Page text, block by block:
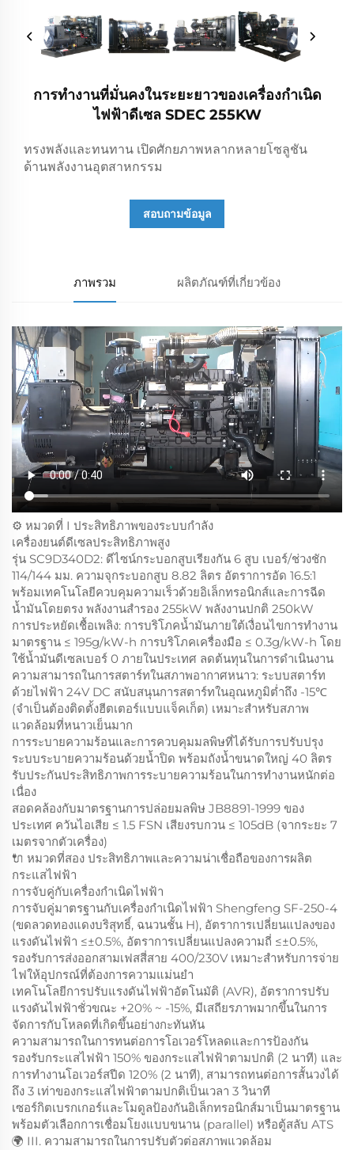
การทำงานที่มั่นคงในระยะยาวของเครื่องกำเนิด
ไฟฟ้าดีเซล SDEC 255KW
ทรงพลังและทนทาน เปิดศักยภาพหลากหลายโซลูชัน
ด้านพลังงานอุตสาหกรรม
สอบถามข้อมูล
ภาพรวม ผลิตภัณฑ์ที่เกี่ยวข้อง
⚙️ หมวดที่ I ประสิทธิภาพของระบบกำลัง
เครื่องยนต์ดีเซลประสิทธิภาพสูง
รุ่น SC9D340D2: ดีไซน์กระบอกสูบเรียงกัน 6 สูบ เบอร์/ช่วงชัก
114/144 มม. ความจุกระบอกสูบ 8.82 ลิตร อัตราการอัด 16.5:1
พร้อมเทคโนโลยีควบคุมความเร็วด้วยอิเล็กทรอนิกส์และการฉีด
น้ำมันโดยตรง พลังงานสำรอง 255kW พลังงานปกติ 250kW
การประหยัดเชื้อเพลิง: การบริโภคน้ำมันภายใต้เงื่อนไขการทำงาน
มาตรฐาน ≤ 195g/kW-h การบริโภคเครื่องมือ ≤ 0.3g/kW-h โดย
ใช้น้ำมันดีเซลเบอร์ 0 ภายในประเทศ ลดต้นทุนในการดำเนินงาน
ความสามารถในการสตาร์ทในสภาพอากาศหนาว: ระบบสตาร์ท
ด้วยไฟฟ้า 24V DC สนับสนุนการสตาร์ทในอุณหภูมิต่ำถึง -15℃
(จำเป็นต้องติดตั้งฮีตเตอร์แบบแจ็คเก็ต) เหมาะสำหรับสภาพ
แวดล้อมที่หนาวเย็นมาก
การระบายความร้อนและการควบคุมมลพิษที่ได้รับการปรับปรุง
ระบบระบายความร้อนด้วยน้ำปิด พร้อมถังน้ำขนาดใหญ่ 40 ลิตร
รับประกันประสิทธิภาพการระบายความร้อนในการทำงานหนักต่อ
เนื่อง
สอดคล้องกับมาตรฐานการปล่อยมลพิษ JB8891-1999 ของ
ประเทศ ควันไอเสีย ≤ 1.5 FSN เสียงรบกวน ≤ 105dB (จากระยะ 7
เมตรจากตัวเครื่อง)
🔌 หมวดที่สอง ประสิทธิภาพและความน่าเชื่อถือของการผลิต
กระแสไฟฟ้า
การจับคู่กับเครื่องกำเนิดไฟฟ้า
การจับคู่มาตรฐานกับเครื่องกำเนิดไฟฟ้า Shengfeng SF-250-4
(ขดลวดทองแดงบริสุทธิ์, ฉนวนชั้น H), อัตราการเปลี่ยนแปลงของ
แรงดันไฟฟ้า ≤±0.5%, อัตราการเปลี่ยนแปลงความถี่ ≤±0.5%,
รองรับการส่งออกสามเฟสสี่สาย 400/230V เหมาะสำหรับการจ่าย
ไฟให้อุปกรณ์ที่ต้องการความแม่นยำ
เทคโนโลยีการปรับแรงดันไฟฟ้าอัตโนมัติ (AVR), อัตราการปรับ
แรงดันไฟฟ้าชั่วขณะ +20% ~ -15%, มีเสถียรภาพมากขึ้นในการ
จัดการกับโหลดที่เกิดขึ้นอย่างกะทันหัน
ความสามารถในการทนต่อการโอเวอร์โหลดและการป้องกัน
รองรับกระแสไฟฟ้า 150% ของกระแสไฟฟ้าตามปกติ (2 นาที) และ
การทำงานโอเวอร์สปีด 120% (2 นาที), สามารถทนต่อการสั้นวงได้
ถึง 3 เท่าของกระแสไฟฟ้าตามปกติเป็นเวลา 3 วินาที
เซอร์กิตเบรกเกอร์และโมดูลป้องกันอิเล็กทรอนิกส์มาเป็นมาตรฐาน
พร้อมตัวเลือกการเชื่อมโยงแบบขนาน (parallel) หรือตู้สลับ ATS
🌍 III. ความสามารถในการปรับตัวต่อสภาพแวดล้อม